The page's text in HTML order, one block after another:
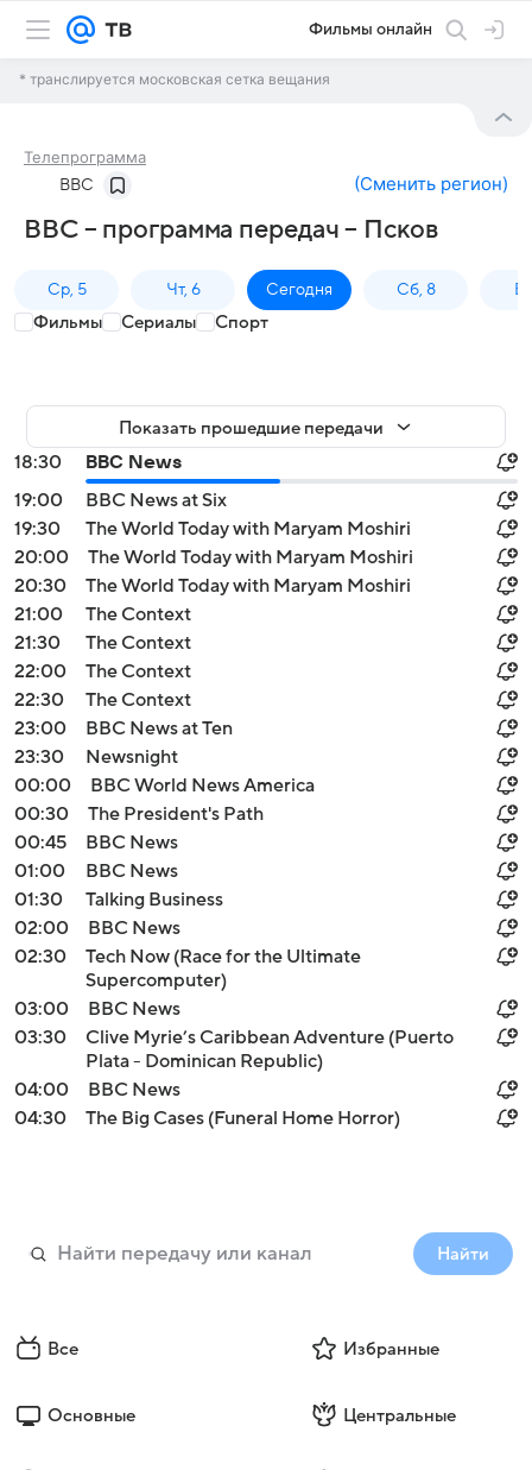
Фильмы онлайн
* транслируется московская сетка вещания
Телепрограмма
BBC (Сменить регион)
BBC – программа передач – Псков
Ср, 5 Чт, 6 Сегодня Сб, 8
Фильмы Сериалы Спорт
Показать прошедшие передачи
18:30
BBC News
19:00
BBC News at Six
19:30
The World Today with Maryam Moshiri
20:00
The World Today with Maryam Moshiri
20:30
The World Today with Maryam Moshiri
21:00
The Context
21:30
The Context
22:00
The Context
22:30
The Context
23:00
BBC News at Ten
23:30
Newsnight
00:00
BBC World News America
00:30
The President's Path
00:45
BBC News
01:00
BBC News
01:30
Talking Business
02:00
BBC News
02:30
Tech Now (Race for the Ultimate
Supercomputer)
03:00
BBC News
03:30
Clive Myrie’s Caribbean Adventure (Puerto
Plata - Dominican Republic)
04:00
BBC News
04:30
The Big Cases (Funeral Home Horror)
Найти
Все Избранные
Основные Центральные